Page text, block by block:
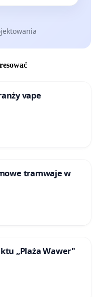
vape
tramwaje w
„Plaża Wawer"